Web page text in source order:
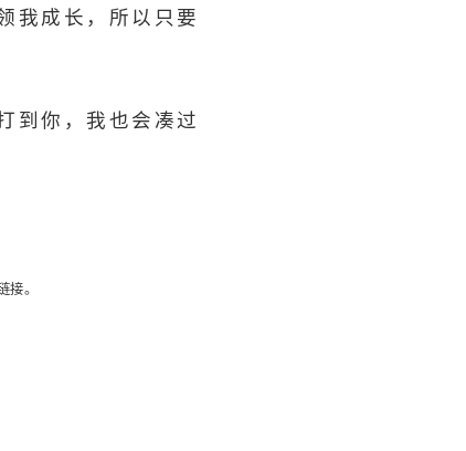
我成长，所以只要
到你，我也会凑过
。